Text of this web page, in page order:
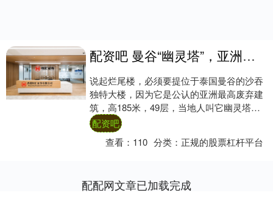
配资吧 曼谷“幽灵塔”，亚洲第一高废弃楼！死过人、拍过鬼片
说起烂尾楼，必须要提位于泰国曼谷的沙吞
独特大楼，因为它是公认的亚洲最高废弃建
筑，高185米，49层，当地人叫它幽灵塔！
该楼的故事得从1990年讲起。那时候泰国....
配资吧
查看： 110 分类： 正规的股票杠杆平台
配配网文章已加载完成